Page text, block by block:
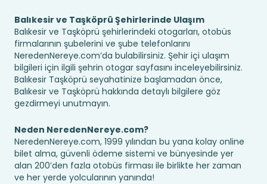
Balıkesir ve Taşköprü Şehirlerinde Ulaşım
Balıkesir ve Taşköprü şehirlerindeki otogarları, otobüs
firmalarının şubelerini ve şube telefonlarını
NeredenNereye.com’da bulabilirsiniz. Şehir içi ulaşım
bilgileri için ilgili şehrin otogar sayfasını inceleyebilirsiniz.
Balıkesir Taşköprü seyahatinize başlamadan önce,
Balıkesir ve Taşköprü hakkında detaylı bilgilere göz
gezdirmeyi unutmayın.
Neden NeredenNereye.com?
NeredenNereye.com, 1999 yılından bu yana kolay online
bilet alma, güvenli ödeme sistemi ve bünyesinde yer
alan 200’den fazla otobüs firması ile birlikte her zaman
ve her yerde yolcularının yanında!